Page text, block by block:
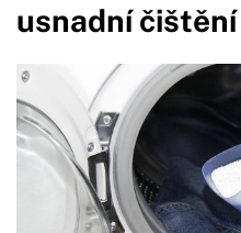
usnadní čištění